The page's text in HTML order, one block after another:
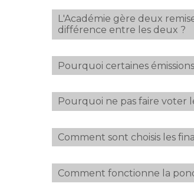
L'Académie gère deux
différence entre les deux ?
Pourquoi certaines
règlements en vigueur
Pourquoi ne pas faire voter
Comment sont choisis les
Comment fonctionne la